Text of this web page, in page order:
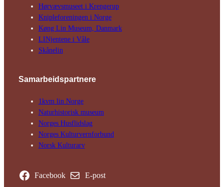
Hørvævs­museet i Krengerup
Kniple­foreningen i Norge
Køng Lin Museum, Danmark
LINjentene i Våle
Skånelin
Samarbeids­partnere
1kvm lin Norge
Natur­his­torisk­ museum
Norges Husflids­lag
Norges Kultur­vern­forbund
Norsk Kulturarv
Facebook E-post